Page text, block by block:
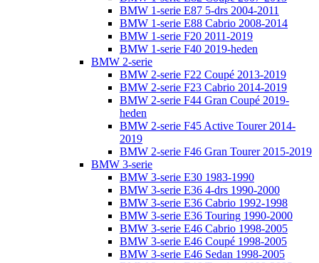
BMW 1-serie E87 5-drs 2004-2011
BMW 1-serie E88 Cabrio 2008-2014
BMW 1-serie F20 2011-2019
BMW 1-serie F40 2019-heden
BMW 2-serie
BMW 2-serie F22 Coupé 2013-2019
BMW 2-serie F23 Cabrio 2014-2019
BMW 2-serie F44 Gran Coupé 2019-
heden
BMW 2-serie F45 Active Tourer 2014-
2019
BMW 2-serie F46 Gran Tourer 2015-2019
BMW 3-serie
BMW 3-serie E30 1983-1990
BMW 3-serie E36 4-drs 1990-2000
BMW 3-serie E36 Cabrio 1992-1998
BMW 3-serie E36 Touring 1990-2000
BMW 3-serie E46 Cabrio 1998-2005
BMW 3-serie E46 Coupé 1998-2005
BMW 3-serie E46 Sedan 1998-2005